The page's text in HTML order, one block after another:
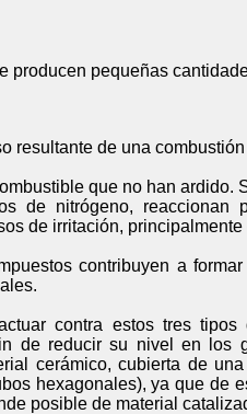
producen pequeñas
resultante de una
que no han ardido.
de nitrógeno, reaccionan
de irritación,
contribuyen a
contra estos tres
de reducir su nivel en los
cerámico, cubierta de
hexagonales), ya que de
posible de material